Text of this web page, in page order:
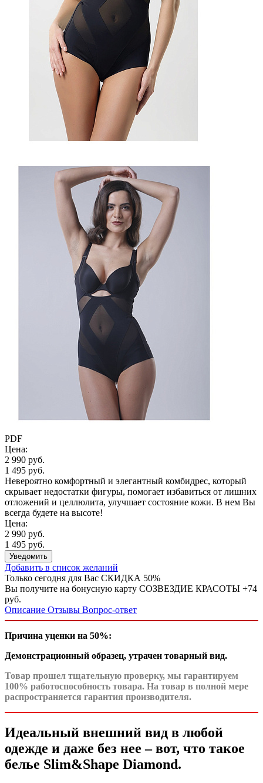
PDF
Цена:
2 990 руб.
1 495 руб.
Невероятно комфортный и элегантный комбидрес, который
скрывает недостатки фигуры, помогает избавиться от лишних
отложений и целлюлита, улучшает состояние кожи. В нем Вы
всегда будете на высоте!
Цена:
2 990 руб.
1 495 руб.
Уведомить
Добавить в список желаний
Только сегодня для Вас СКИДКА 50%
Вы получите на бонусную карту СОЗВЕЗДИЕ КРАСОТЫ +74
руб.
Описание Отзывы Вопрос-ответ
Причина уценки на 50%:
Демонстрационный образец, утрачен товарный вид.
Товар прошел тщательную проверку, мы гарантируем
100% работоспособность товара. На товар в полной мере
распространяется гарантия производителя.
Идеальный внешний вид в любой
одежде и даже без нее – вот, что такое
белье Slim&Shape Diamond.